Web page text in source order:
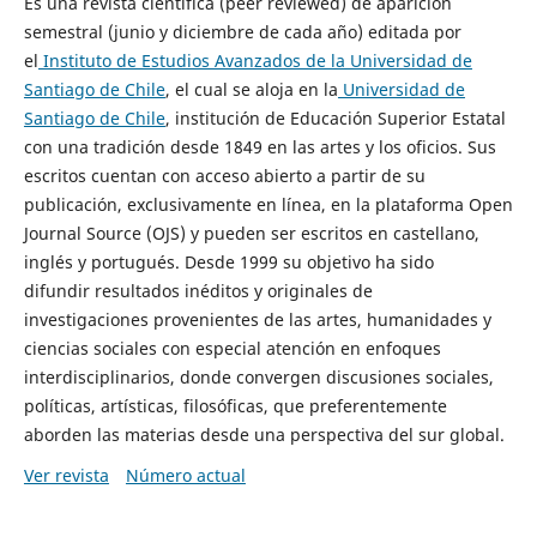
semestral (junio y diciembre de cada año) editada por
el Instituto de Estudios Avanzados de la Universidad de
Santiago de Chile, el cual se aloja en la Universidad de
Santiago de Chile, institución de Educación Superior Estatal
con una tradición desde 1849 en las artes y los oficios. Sus
escritos cuentan con acceso abierto a partir de su
publicación, exclusivamente en línea, en la plataforma Open
Journal Source (OJS) y pueden ser escritos en castellano,
inglés y portugués. Desde 1999 su objetivo ha sido
difundir resultados inéditos y originales de
investigaciones provenientes de las artes, humanidades y
ciencias sociales con especial atención en enfoques
interdisciplinarios, donde convergen discusiones sociales,
políticas, artísticas, filosóficas, que preferentemente
aborden las materias desde una perspectiva del sur global.
Ver revista
Número actual